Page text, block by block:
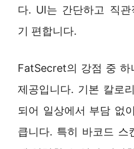
다. UI는 간단하고 직
기 편합니다.
FatSecret의 강점 중 하
제공입니다. 기본 칼로
되어 일상에서 부담 없
큽니다. 특히 바코드 스